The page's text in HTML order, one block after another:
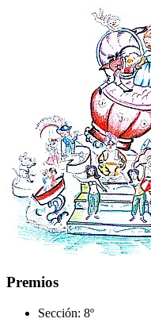
Premios
Sección: 8º